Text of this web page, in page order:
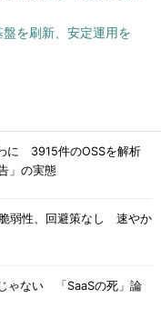
を刷新、安定運用を
に 3915件のOSSを解析
」の実態
弱性、回避策なし 速やか
ゃない 「SaaSの死」論